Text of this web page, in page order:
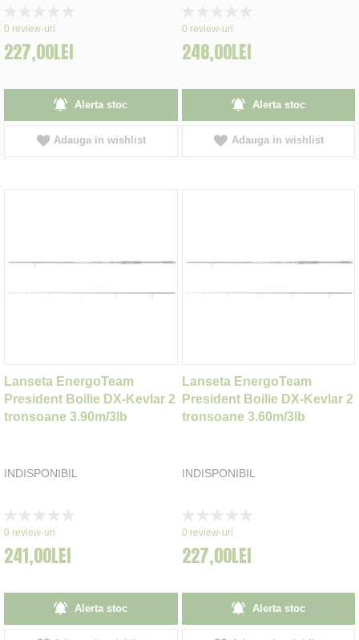
0%
0 review-uri
227,00LEI
Alerta stoc
Adauga in wishlist
0%
0 review-uri
248,00LEI
Alerta stoc
Adauga in wishlist
Lanseta EnergoTeam
President Boilie DX-Kevlar 2
tronsoane 3.90m/3lb
INDISPONIBIL
0%
0 review-uri
241,00LEI
Alerta stoc
Lanseta EnergoTeam
President Boilie DX-Kevlar 2
tronsoane 3.60m/3lb
INDISPONIBIL
0%
0 review-uri
227,00LEI
Alerta stoc